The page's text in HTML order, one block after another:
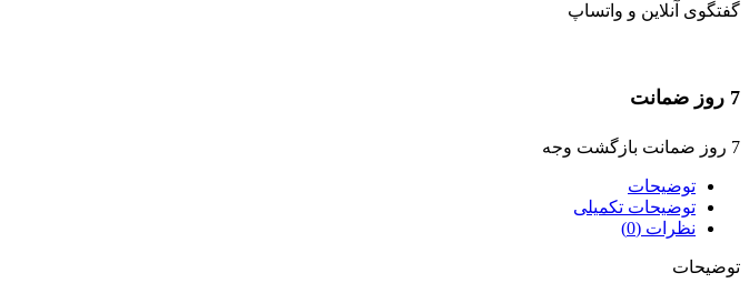
گفتگوی آنلاین و واتساپ
7 روز ضمانت
7 روز ضمانت بازگشت وجه
توضیحات
توضیحات تکمیلی
نظرات (0)
توضیحات